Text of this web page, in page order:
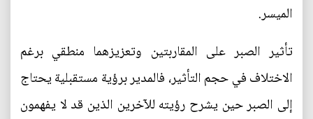
الميسر.
تأثير الصبر على المقاربتين وتعزيزهما منطقي برغم
الاختلاف في حجم التأثير، فالمدير برؤية مستقبلية يحتاج
إلى الصبر حين يشرح رؤيته للآخرين الذين قد لا يفهمون